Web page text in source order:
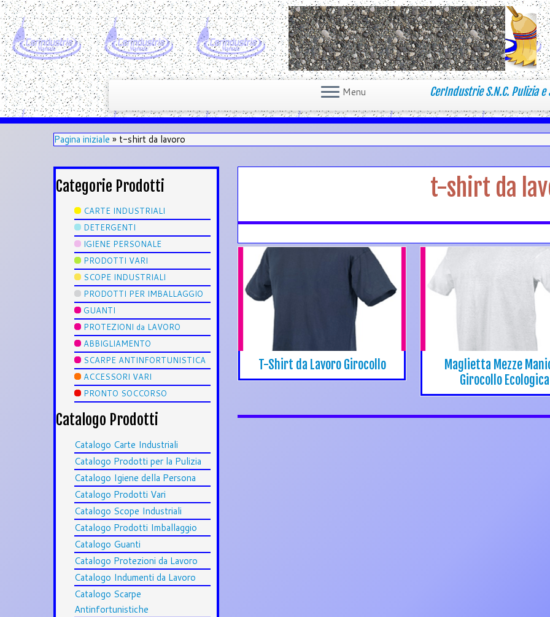
CerIndustrie S.N.C. Pulizia
Menu
Pagina iniziale » t-shirt da lavoro
Categorie Prodotti
CARTE INDUSTRIALI
DETERGENTI
IGIENE PERSONALE
PRODOTTI VARI
SCOPE INDUSTRIALI
PRODOTTI PER IMBALLAGGIO
GUANTI
PROTEZIONI da LAVORO
ABBIGLIAMENTO
SCARPE ANTINFORTUNISTICA
ACCESSORI VARI
PRONTO SOCCORSO
Catalogo Prodotti
Catalogo Carte Industriali
Catalogo Prodotti per la Pulizia
Catalogo Igiene della Persona
Catalogo Prodotti Vari
Catalogo Scope Industriali
Catalogo Prodotti Imballaggio
Catalogo Guanti
Catalogo Protezioni da Lavoro
Catalogo Indumenti da Lavoro
Catalogo Scarpe
Antinfortunistiche
t-shirt da
T-Shirt da Lavoro Girocollo
Maglietta Mezze
Girocollo Ecologica